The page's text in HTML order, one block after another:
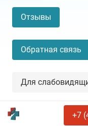
Отзывы
Обратная связь
Для
+7